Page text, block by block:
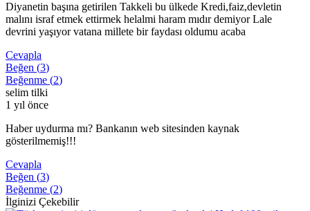
Diyanetin başına getirilen Takkeli bu ülkede Kredi,faiz,devletin
malını israf etmek ettirmek helalmi haram mıdır demiyor Lale
devrini yaşıyor vatana millete bir faydası oldumu acaba
Cevapla
Beğen (3)
Beğenme (2)
selim tilki
1 yıl önce
Haber uydurma mı? Bankanın web sitesinden kaynak
gösterilmemiş!!!
Cevapla
Beğen (3)
Beğenme (2)
İlginizi Çekebilir